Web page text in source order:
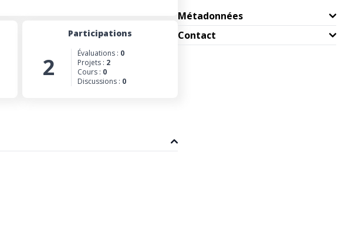
Participations
2 Évaluations : 0
Projets : 2
Cours : 0
Discussions : 0
Métadonnées
Contact